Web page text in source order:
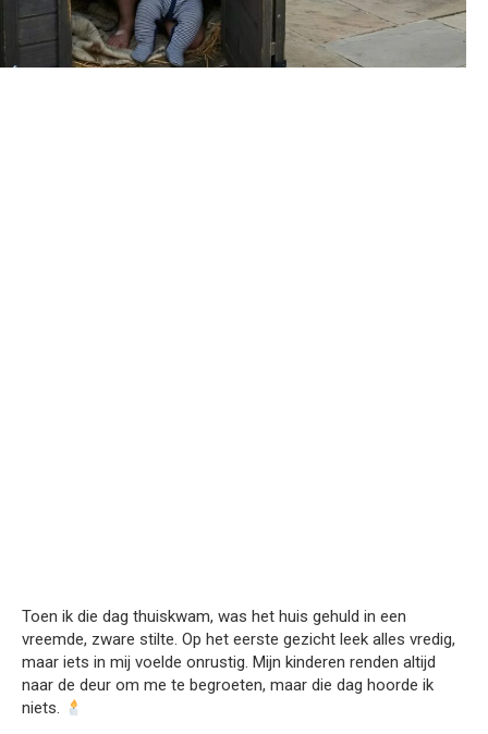
Toen ik die dag thuiskwam, was het huis gehuld in een
vreemde, zware stilte. Op het eerste gezicht leek alles vredig,
maar iets in mij voelde onrustig. Mijn kinderen renden altijd
naar de deur om me te begroeten, maar die dag hoorde ik
niets.